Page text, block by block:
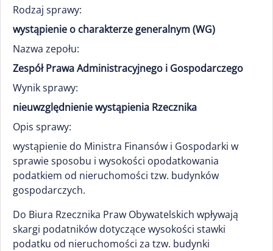
Rodzaj sprawy:
wystąpienie o charakterze generalnym (WG)
Nazwa zepołu:
Zespół Prawa Administracyjnego i Gospodarczego
Wynik sprawy:
nieuwzględnienie wystąpienia Rzecznika
Opis sprawy:
wystąpienie do Ministra Finansów i Gospodarki w
sprawie sposobu i wysokości opodatkowania
podatkiem od nieruchomości tzw. budynków
gospodarczych.
Do Biura Rzecznika Praw Obywatelskich wpływają
skargi podatników dotyczące wysokości stawki
podatku od nieruchomości za tzw. budynki